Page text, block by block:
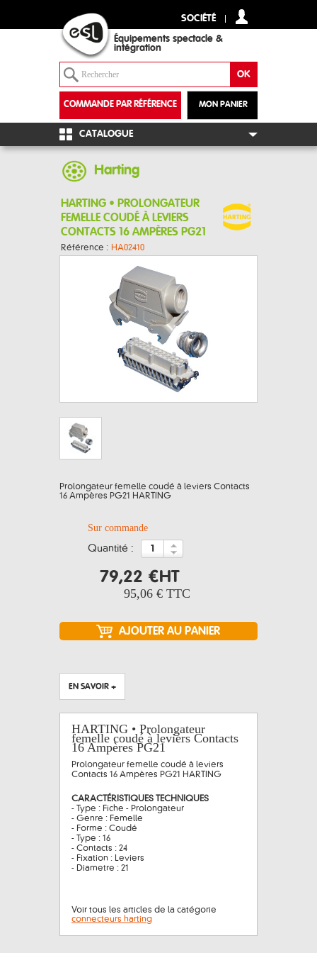
SOCIÉTÉ
Équipements spectacle &
intégration
MON PANIER
COMMANDE PAR RÉFÉRENCE
+
CATALOGUE
Harting
HARTING • PROLONGATEUR
FEMELLE COUDÉ À LEVIERS
CONTACTS 16 AMPÈRES PG21
Référence : HA02410
Prolongateur femelle coudé à leviers Contacts
16 Ampères PG21 HARTING
Sur commande
quantité :
79,22 €HT
95,06 € TTC
EN SAVOIR +
HARTING • Prolongateur
femelle coudé à leviers Contacts
16 Ampères PG21
Prolongateur femelle coudé à leviers
Contacts 16 Ampères PG21 HARTING
CARACTÉRISTIQUES TECHNIQUES
- Type : Fiche - Prolongateur
- Genre : Femelle
- Forme : Coudé
- Type : 16
- Contacts : 24
- Fixation : Leviers
- Diametre : 21
Voir tous les articles de la catégorie
connecteurs harting